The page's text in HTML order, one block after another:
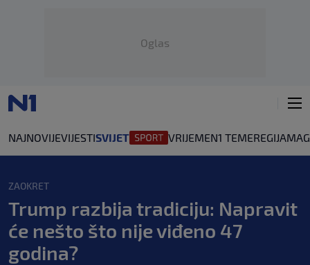
Oglas
NAJNOVIJEVIJESTISVIJET VRIJEMEN1 TEMEREGIJA
ZAOKRET
Trump razbija tradiciju: Napravit
će nešto što nije viđeno 47
godina?